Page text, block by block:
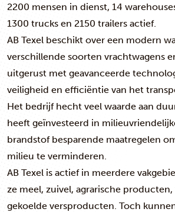
2200 mensen in dienst, 14
1300 trucks en 2150 trailers actief.
AB Texel beschikt over een modern
verschillende soorten vrachtwagens
uitgerust met geavanceerde
veiligheid en efficiëntie van het
Het bedrijf hecht veel waarde aan
heeft geïnvesteerd in
brandstof besparende maatregelen
milieu te verminderen.
AB Texel is actief in meerdere
ze meel, zuivel, agrarische producten,
gekoelde versproducten. Toch